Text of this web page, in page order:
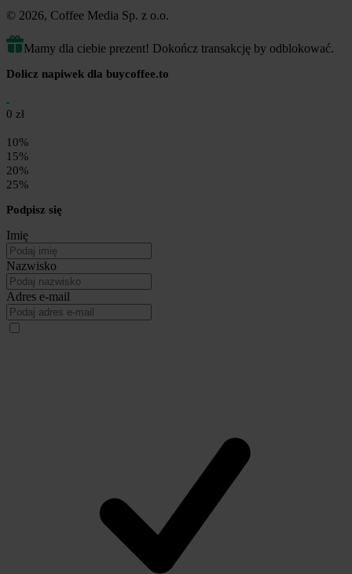
© 2026, Coffee Media Sp. z o.o.
Mamy dla ciebie prezent! Dokończ transakcję by odblokować.
Dolicz napiwek dla buycoffee.to
0 zł
10%
15%
20%
25%
Podpisz się
Imię
Nazwisko
Adres e-mail